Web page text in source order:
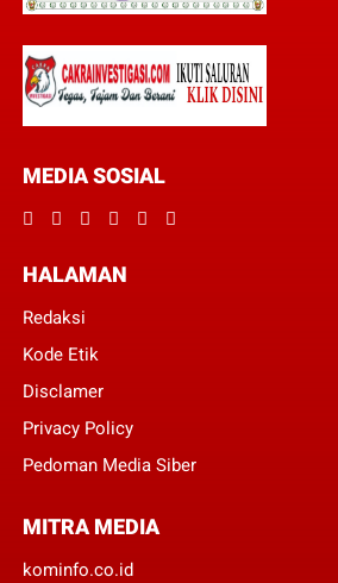
MEDIA SOSIAL
HALAMAN
Redaksi
Kode Etik
Disclamer
Privacy Policy
Pedoman Media Siber
MITRA MEDIA
kominfo.co.id